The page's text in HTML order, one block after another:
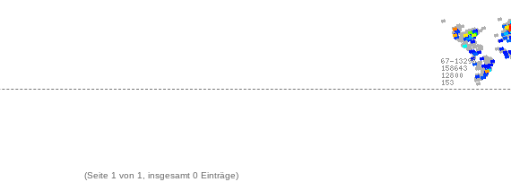
(Seite 1 von 1, insgesamt 0 Einträge)